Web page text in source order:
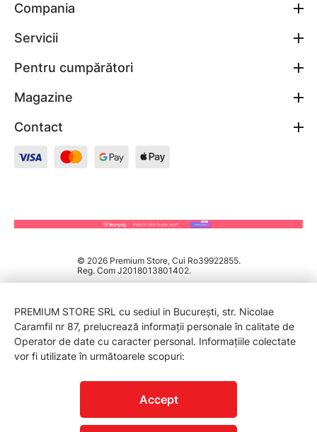
Compania
Servicii
Pentru cumpărători
Magazine
Contact
© 2026 Premium Store, Cui Ro39922855.
Reg. Com J2018013801402.
PREMIUM STORE SRL cu sediul in București, str. Nicolae
Caramfil nr 87, prelucrează informații personale în calitate de
Operator de date cu caracter personal. Informațiile colectate
vor fi utilizate în următoarele scopuri:
Accept